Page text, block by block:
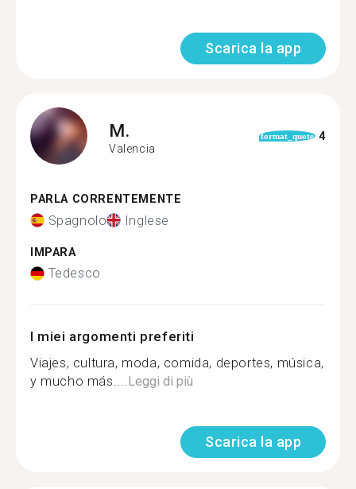
Scarica la app
M.
Valencia
format_quote 4
PARLA CORRENTEMENTE
Spagnolo Inglese
IMPARA
Tedesco
I miei argomenti preferiti
Viajes, cultura, moda, comida, deportes, música,
y mucho más....Leggi di più
Scarica la app